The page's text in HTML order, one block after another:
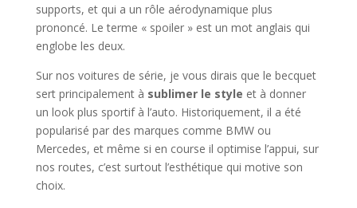
supports, et qui a un rôle aérodynamique plus
prononcé. Le terme « spoiler » est un mot anglais qui
englobe les deux.
Sur nos voitures de série, je vous dirais que le becquet
sert principalement à sublimer le style et à donner
un look plus sportif à l’auto. Historiquement, il a été
popularisé par des marques comme BMW ou
Mercedes, et même si en course il optimise l’appui, sur
nos routes, c’est surtout l’esthétique qui motive son
choix.